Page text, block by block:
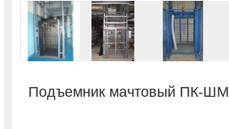
Подъемник мачтовый ПК-ШМ